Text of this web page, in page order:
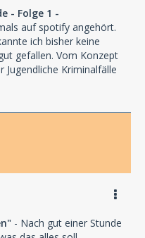
- Folge 1 -
auf spotify angehört.
ich bisher keine
gefallen. Vom Konzept
Jugendliche Kriminalfälle
- Nach gut einer Stunde